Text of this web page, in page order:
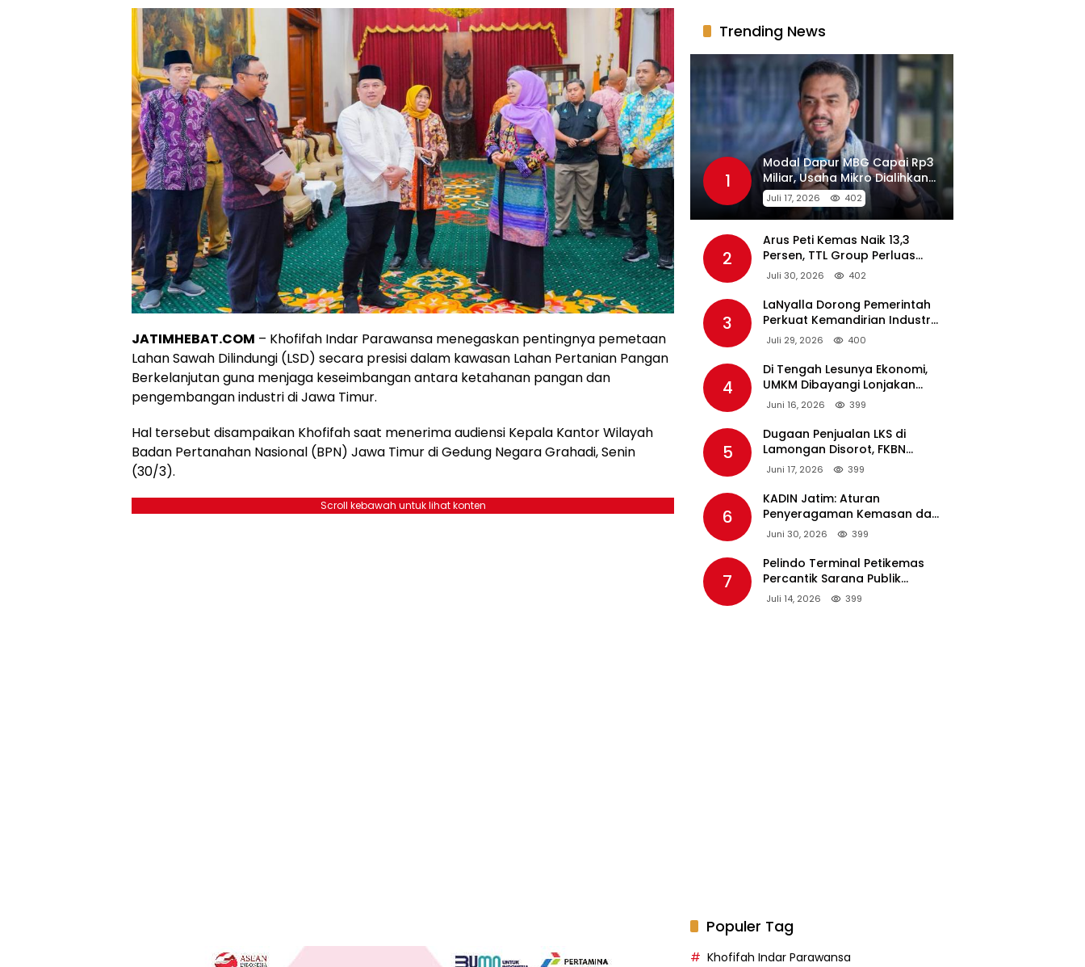
JATIMHEBAT.COM – Khofifah Indar Parawansa menegaskan pentingnya pemetaan
Lahan Sawah Dilindungi (LSD) secara presisi dalam kawasan Lahan Pertanian Pangan
Berkelanjutan guna menjaga keseimbangan antara ketahanan pangan dan
pengembangan industri di Jawa Timur.
Hal tersebut disampaikan Khofifah saat menerima audiensi Kepala Kantor Wilayah
Badan Pertanahan Nasional (BPN) Jawa Timur di Gedung Negara Grahadi, Senin
(30/3).
Scroll kebawah untuk lihat konten
Trending News
1
Modal Dapur MBG Capai Rp3
Miliar, Usaha Mikro Dialihkan
Jadi Pemasok
Juli 17, 2026 402
2
Arus Peti Kemas Naik 13,3
Persen, TTL Group Perluas
Konektivitas Maritim Global
Juli 30, 2026 402
3
LaNyalla Dorong Pemerintah
Perkuat Kemandirian Industri
Pertahanan Maritim Lewat PT
Juli 29, 2026 400
4
Di Tengah Lesunya Ekonomi,
UMKM Dibayangi Lonjakan
Harga BBM Nonsubsidi
Juni 16, 2026 399
5
Dugaan Penjualan LKS di
Lamongan Disorot, FKBN
Minta APH dan Dinas
Juni 17, 2026 399
6
KADIN Jatim: Aturan
Penyeragaman Kemasan dan
Larangan Bahan Tambahan
Tembakau
Juni 30, 2026 399
7
Pelindo Terminal Petikemas
Percantik Sarana Publik
Warga Ring 1 Terminal Teluk
Juli 14, 2026 399
Populer Tag
Khofifah Indar Parawansa